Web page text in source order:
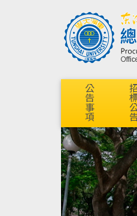
公
告
事
項